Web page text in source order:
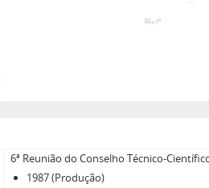
6ª Reunião do Conselho Técnico-
1987 (Produção)